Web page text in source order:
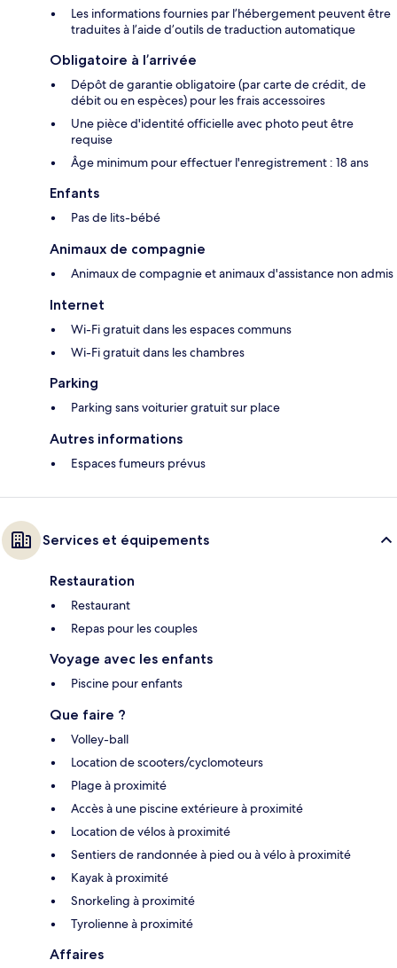
Les informations fournies par l’hébergement peuvent être
traduites à l’aide d’outils de traduction automatique
Obligatoire à l’arrivée
Dépôt de garantie obligatoire (par carte de crédit, de
débit ou en espèces) pour les frais accessoires
Une pièce d'identité officielle avec photo peut être
requise
Âge minimum pour effectuer l'enregistrement : 18 ans
Enfants
Pas de lits-bébé
Animaux de compagnie
Animaux de compagnie et animaux d'assistance non admis
Internet
Wi-Fi gratuit dans les espaces communs
Wi-Fi gratuit dans les chambres
Parking
Parking sans voiturier gratuit sur place
Autres informations
Espaces fumeurs prévus
Services et équipements
Restauration
Restaurant
Repas pour les couples
Voyage avec les enfants
Piscine pour enfants
Que faire ?
Volley-ball
Location de scooters/cyclomoteurs
Plage à proximité
Accès à une piscine extérieure à proximité
Location de vélos à proximité
Sentiers de randonnée à pied ou à vélo à proximité
Kayak à proximité
Snorkeling à proximité
Tyrolienne à proximité
Affaires